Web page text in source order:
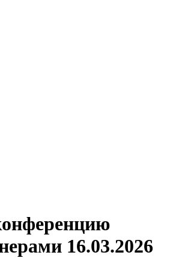
16.03.2026